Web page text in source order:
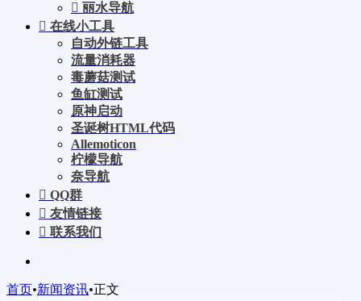
丽水导航
在线小工具
自动外链工具
流量消耗器
毒蘑菇测试
鱼缸测试
原神启动
圣诞树HTML代码
Allemoticon
柠檬导航
奈导航
QQ群
友情链接
联系我们
首页•新闻资讯•正文